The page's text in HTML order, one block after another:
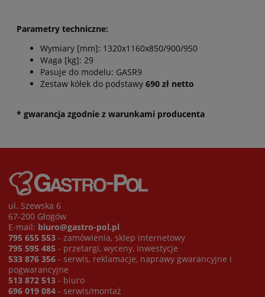
Parametry techniczne:
Wymiary [mm]: 1320x1160x850/900/950
Waga [kg]: 29
Pasuje do modelu: GASR9
Zestaw kółek do podstawy 690 zł netto
* gwarancja zgodnie z warunkami producenta
ul. Szewska 6
67-200 Głogów
E-mail: biuro@gastro-pol.pl
795 655 553 - zamówienia, sklep internetowy
795 595 485 - przetargi, wyceny, inwestycje
533 876 356 - serwis, reklamacje, naprawy gwarancyjne i
pogwarancyjne
513 872 513 - biuro
696 019 084 - serwis/montaż